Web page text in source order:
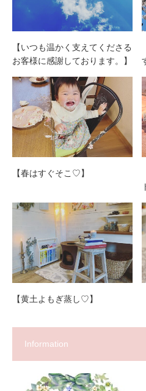
【いつも温かく支えてくださる
お客様に感謝しております。】
【春はすぐそこ♡】
【黄土よもぎ蒸し♡】
Information